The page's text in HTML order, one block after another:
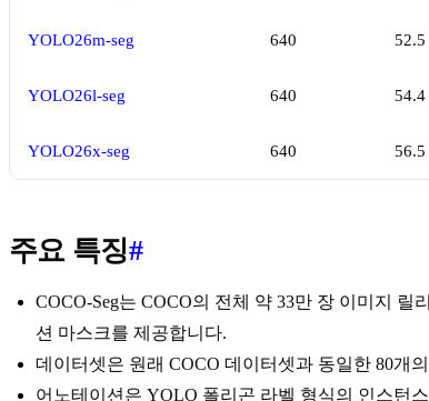
YOLO26m-seg 640 52.5
YOLO26l-seg 640 54.4
YOLO26x-seg 640 56.5
주요 특징#
COCO-Seg는 COCO의 전체 약 33만 장 이미지 릴
션 마스크를 제공합니다.
데이터셋은 원래 COCO 데이터셋과 동일한 80개
어노테이션은 YOLO 폴리곤 라벨 형식의 인스턴